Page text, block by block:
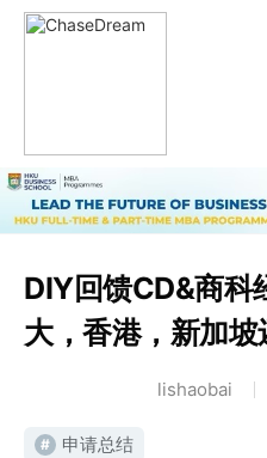
DIY回馈CD&商科
大，香港，新加
lishaobai
# 申请总结